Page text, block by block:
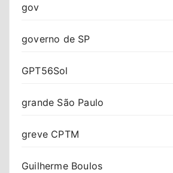
gov
governo de SP
GPT56Sol
grande São Paulo
greve CPTM
Guilherme Boulos